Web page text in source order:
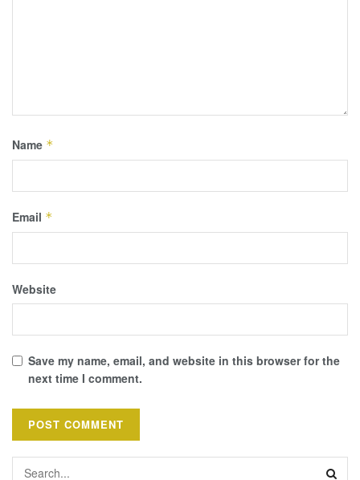
Name *
Email *
Website
Save my name, email, and website in this browser for the
next time I comment.